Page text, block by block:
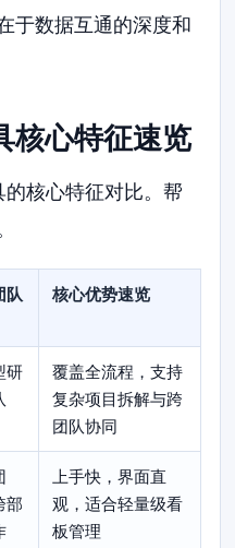
于数据互通的深度和
核心特征速览
核心特征对比。帮
队
核心优势速览
研
覆盖全流程，支持
复杂项目拆解与跨
团队协同
部
上手快，界面直
观，适合轻量级看
板管理